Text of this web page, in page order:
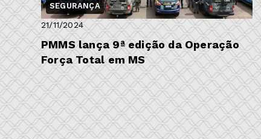
SEGURANÇA
21/11/2024
PMMS lança 9ª edição da Operação
Força Total em MS